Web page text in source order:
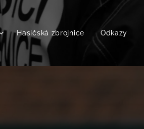
Hasičská zbrojnice Odkazy